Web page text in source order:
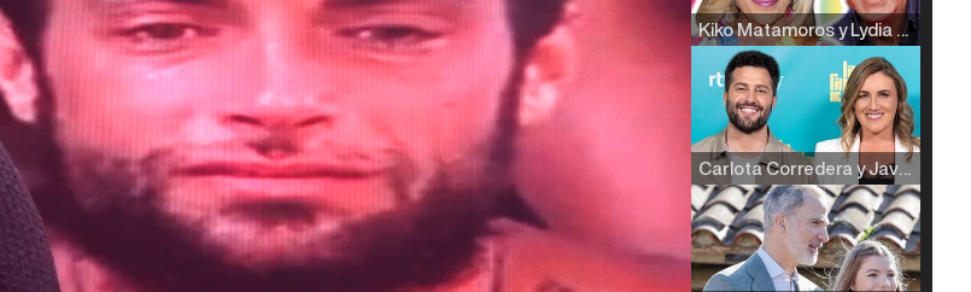
Kiko Matamoros y Lydia Lozano: "Nuestro público es de todas las edades y RTVE tiene un público muy pegado a las novelas, al que tenemos que captar"
Carlota Corredera y Javier de Hoyos: "La tele tiene que representar al público también y aquí están todos los perfiles posibles&quo;